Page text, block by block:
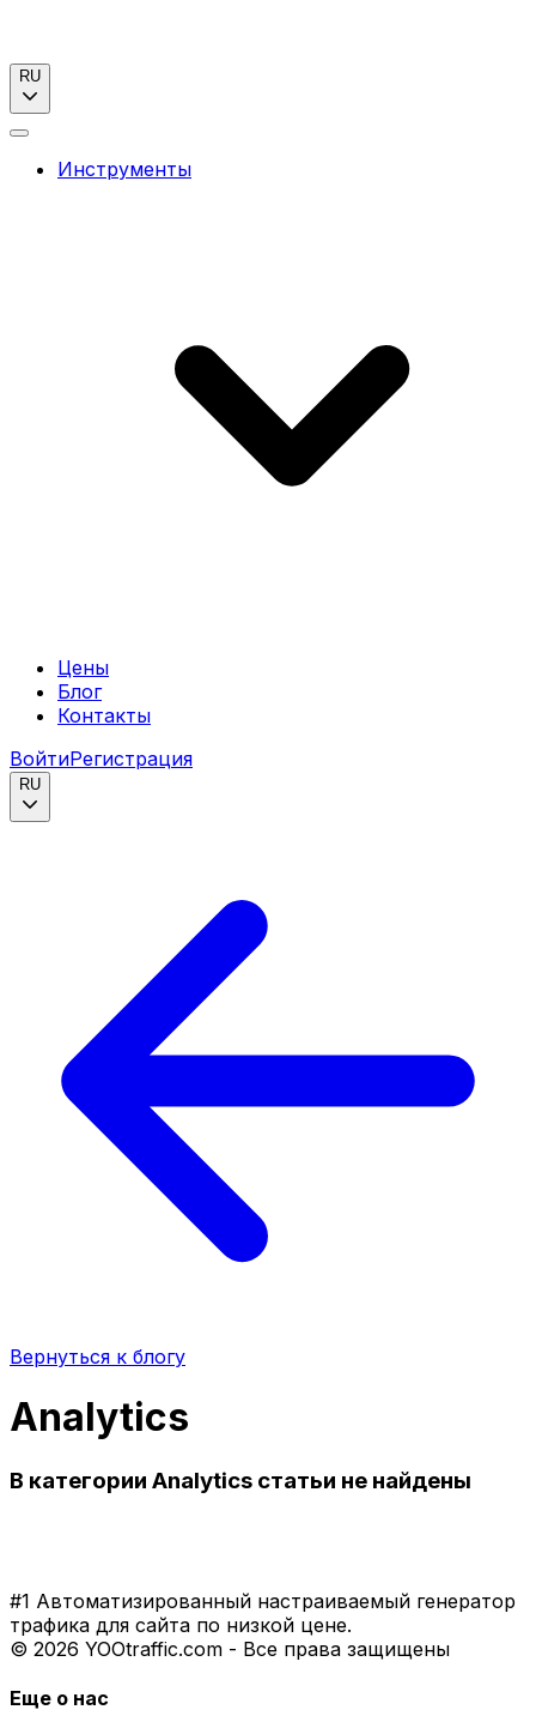
RU
Инструменты
Цены
Блог
Контакты
ВойтиРегистрация
RU
Вернуться к блогу
Analytics
В категории Analytics статьи не найдены
#1 Автоматизированный настраиваемый генератор
трафика для сайта по низкой цене.
© 2026 YOOtraffic.com - Все права защищены
Еще о нас